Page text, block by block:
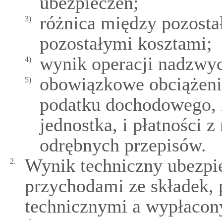
3)
różnica między
pozostałymi kosztami;
4) wynik operacji
5)
obowiązkowe
podatku
jednostka, i płatności
odrębnych przepisów.
2.
Wynik techniczny
przychodami ze
technicznymi a